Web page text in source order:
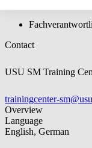
Contact
USU SM Training
trainingcenter-
Overview
Language
English, German